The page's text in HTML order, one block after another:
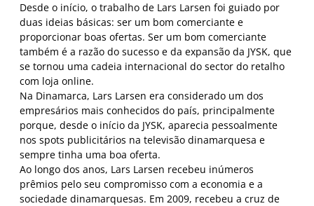
Desde o início, o trabalho de Lars Larsen foi guiado por
duas ideias básicas: ser um bom comerciante e
proporcionar boas ofertas. Ser um bom comerciante
também é a razão do sucesso e da expansão da JYSK, que
se tornou uma cadeia internacional do sector do retalho
com loja online.
Na Dinamarca, Lars Larsen era considerado um dos
empresários mais conhecidos do país, principalmente
porque, desde o início da JYSK, aparecia pessoalmente
nos spots publicitários na televisão dinamarquesa e
sempre tinha uma boa oferta.
Ao longo dos anos, Lars Larsen recebeu inúmeros
prêmios pelo seu compromisso com a economia e a
sociedade dinamarquesas. Em 2009, recebeu a cruz de